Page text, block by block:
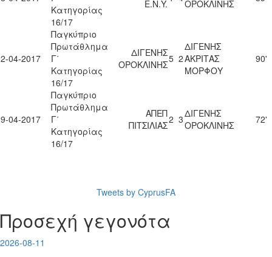
Κατηγορίας
16/17
Ε.Ν.Y.
ΟΡΟΚΛΙΝΗΣ
04-2017
Παγκύπριο
Πρωτάθλημα
Γ΄
Κατηγορίας
16/17
ΔΙΓΕΝΗΣ
ΟΡΟΚΛΙΝΗΣ5 2
ΔΙΓΕΝΗΣ
ΑΚΡΙΤΑΣ
ΜΟΡΦΟΥ
90'
04-2017
Παγκύπριο
Πρωτάθλημα
Γ΄
Κατηγορίας
16/17
ΑΠΕΠ
ΠΙΤΣΙΛΙΑΣ2 3ΔΙΓΕΝΗΣ
ΟΡΟΚΛΙΝΗΣ
72'
Tweets by CyprusFA
Προσεχή γεγονότα
2026-08-11